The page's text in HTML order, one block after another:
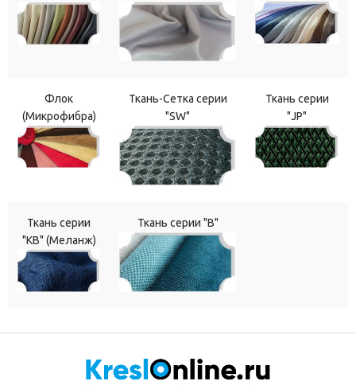
Флок
(Микрофибра)
Ткань-Сетка серии
"SW"
Ткань серии
"JP"
Ткань серии
"КВ" (Меланж)
Ткань серии "В"